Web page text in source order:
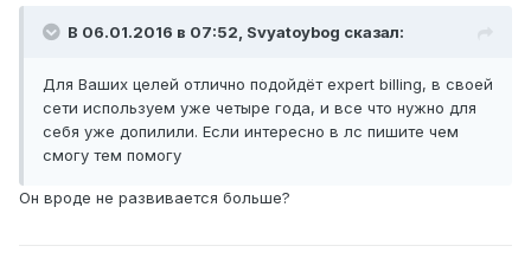
В 06.01.2016 в 07:52, Svyatoybog сказал:
Для Ваших целей отлично подойдёт expert billing, в своей
сети используем уже четыре года, и все что нужно для
себя уже допилили. Если интересно в лс пишите чем
смогу тем помогу
Он вроде не развивается больше?